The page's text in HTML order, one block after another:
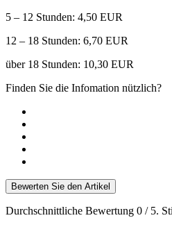
5 – 12 Stunden: 4,50 EUR
12 – 18 Stunden: 6,70 EUR
über 18 Stunden: 10,30 EUR
Finden Sie die Infomation nützlich?
Bewerten Sie den Artikel
Durchschnittliche Bewertung 0 / 5.